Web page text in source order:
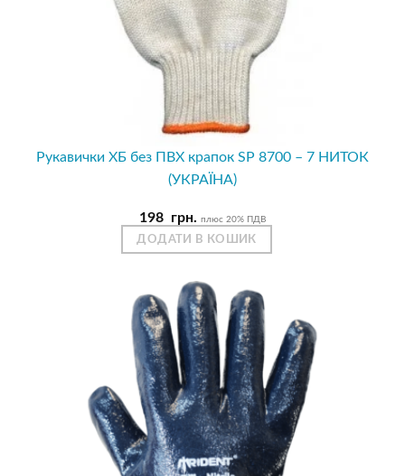
Рукавички ХБ без ПВХ крапок SP 8700 – 7 НИТОК
(УКРАЇНА)
198 грн. плюс 20% ПДВ
ДОДАТИ В КОШИК